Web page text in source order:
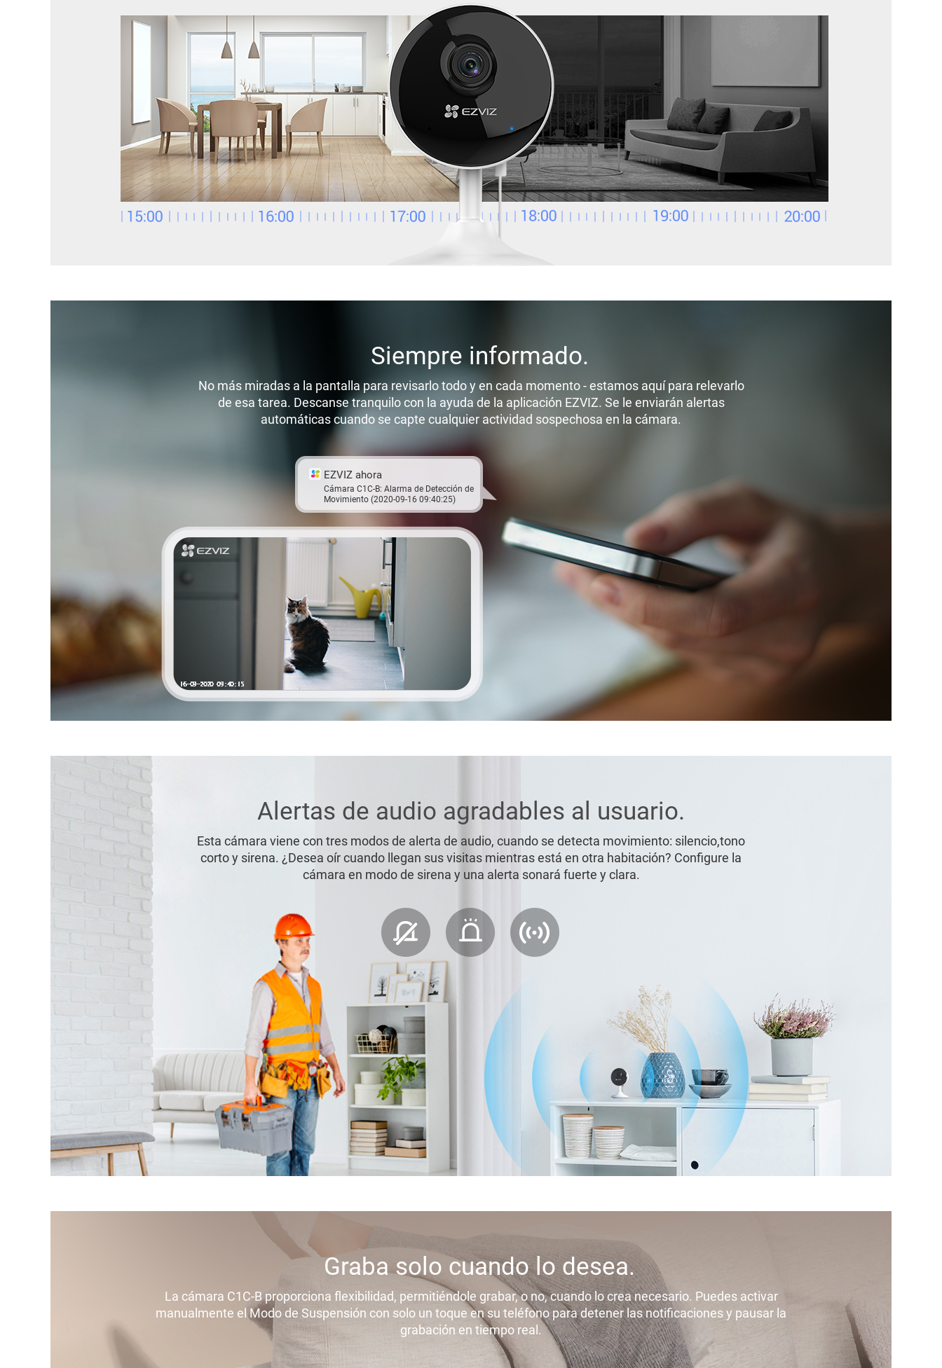
No más miradas a la pantalla para revisarlo todo y en cada momento - estamos aquí para relevarlo
de esa tarea. Descanse tranquilo con la ayuda de la aplicación EZVIZ. Se le enviarán alertas
automáticas cuando se capte cualquier actividad sospechosa en la cámara.
Siempre informado.
EZVIZ ahora
Cámara C1C-B: Alarma de Detección de
Movimiento (2020-09-16 09:40:25)
Alertas de audio agradables al usuario.
Esta cámara viene con tres modos de alerta de audio, cuando se detecta movimiento: silencio,tono
corto y sirena. ¿Desea oír cuando llegan sus visitas mientras está en otra habitación? Configure la
cámara en modo de sirena y una alerta sonará fuerte y clara.
Graba solo cuando lo desea.
La cámara C1C-B proporciona flexibilidad, permitiéndole grabar, o no, cuando lo crea necesario. Puedes activar
manualmente el Modo de Suspensión con solo un toque en su teléfono para detener las notificaciones y pausar la
grabación en tiempo real.